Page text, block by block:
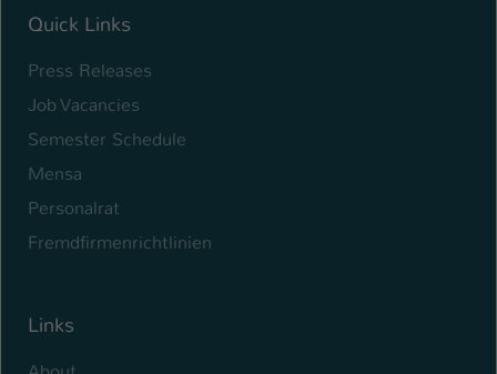
Quick Links
Press Releases
Job Vacancies
Semester Schedule
Mensa
Personalrat
Fremdfirmenrichtlinien
Links